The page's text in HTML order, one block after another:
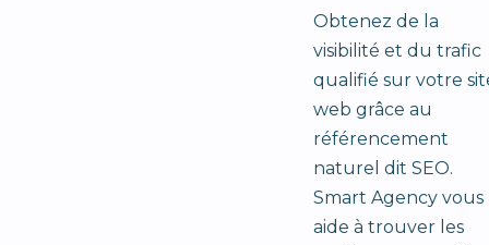
Obtenez de la
visibilité et du trafic
qualifié sur votre
web grâce au
référencement
naturel dit SEO.
Smart Agency vous
aide à trouver les